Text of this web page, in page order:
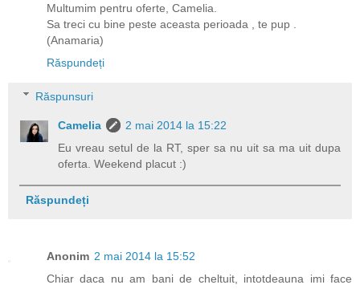
Multumim pentru oferte, Camelia.
Sa treci cu bine peste aceasta perioada , te pup .
(Anamaria)
Răspundeți
Răspunsuri
Camelia
2 mai 2014 la 15:22
Eu vreau setul de la RT, sper sa nu uit sa ma uit dupa
oferta. Weekend placut :)
Răspundeți
Anonim 2 mai 2014 la 15:52
Chiar daca nu am bani de cheltuit, intotdeauna imi face